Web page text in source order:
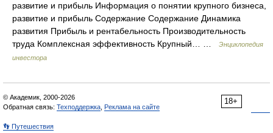
развитие и прибыль Информация о понятии крупного бизнеса,
развитие и прибыль Содержание Содержание Динамика
развития Прибыль и рентабельность Производительность
труда Комплексная эффективность Крупный… …
Энциклопедия
инвестора
18+
© Академик, 2000-2026
Обратная связь: Техподдержка Реклама на сайте
👣 Путешествия